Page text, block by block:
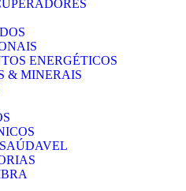
ENERGÉTICOS
& MINERAIS